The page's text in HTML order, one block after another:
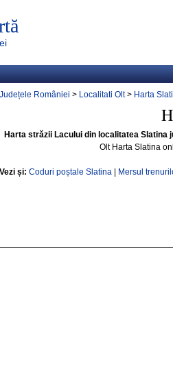
Județele României > Localitati Olt> Harta
Harta străzii Lacului din localitatea Slatina
Olt Harta Slatina
Vezi și: Coduri poștale Slatina Mersul